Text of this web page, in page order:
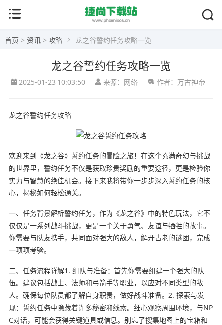
首页 > 资讯 > 攻略 龙之谷誓约任务攻略一览
龙之谷誓约任务攻略一览
2025-01-23 10:03:50 来源：网络 作者：万古神帝
龙之谷誓约任务攻略
欢迎来到《龙之谷》誓约任务的冒险之旅！在这个充满奇幻与挑战
的世界里，誓约任务不仅是获取珍贵奖励的重要途径，更是检验你
实力与智慧的绝佳机会。接下来我将带你一步步深入誓约任务的核
心，揭秘如何轻松通关。
一、任务背景解析誓约任务，作为《龙之谷》中的特色玩法，它不
仅仅是一系列战斗挑战，更是一个关于勇气、友谊与牺牲的故事。
你需要与队友携手，共同面对强大的敌人，解开古老的谜团，完成
一项项考验。
二、任务流程详解1. 组队与准备：首先你需要组建一个强大的队
伍。建议包括战士、法师和弓箭手等职业，以应对不同类型的敌
人。确保每位队员都了解自身职责，做好战斗准备。2. 探索与发
现：誓约任务中隐藏着许多秘密和线索。细心观察周围环境，与NP
C对话，可能会获得关键道具或信息。别忘了搜集地图上的宝箱和